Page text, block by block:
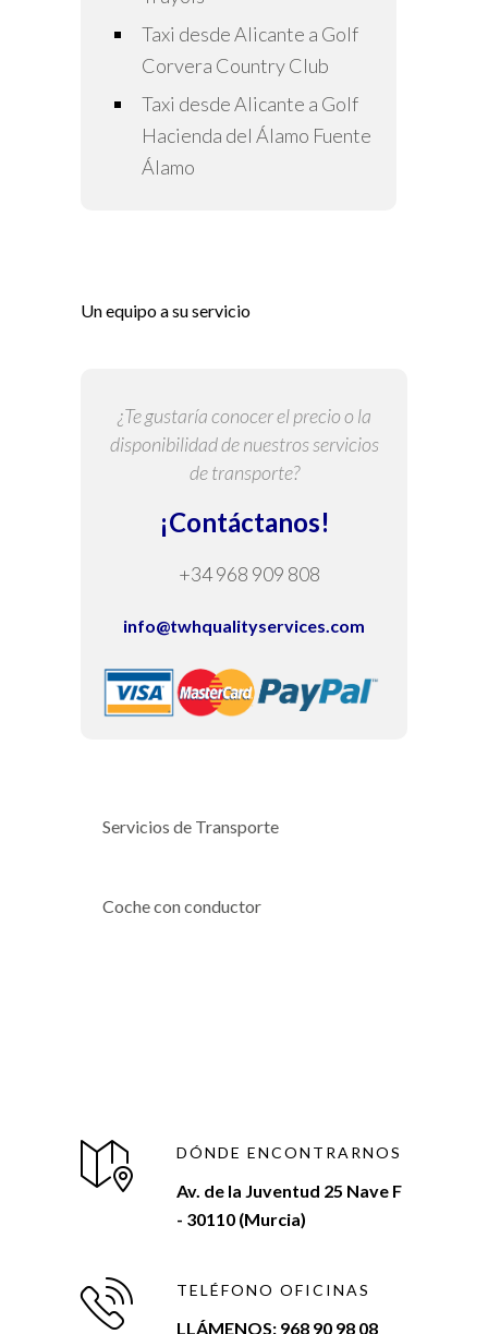
Taxi desde Alicante a Golf
Corvera Country Club
Taxi desde Alicante a Golf
Hacienda del Álamo Fuente
Álamo
Un equipo a su servicio
¿Te gustaría conocer el precio o la
disponibilidad de nuestros servicios
de transporte?
¡Contáctanos!
+34 968 909 808
info@twhqualityservices.com
Servicios de Transporte
Coche con conductor
DÓNDE ENCONTRARNOS
Av. de la Juventud 25 Nave F
- 30110 (Murcia)
TELÉFONO OFICINAS
LLÁMENOS: 968 90 98 08